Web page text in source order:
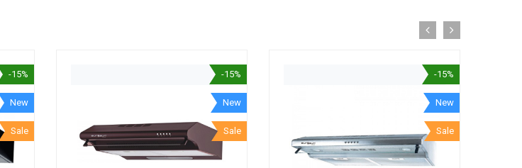
-15%
New
Sale
-15%
New
Sale
-15%
New
Sale